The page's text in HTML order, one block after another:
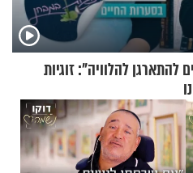
להתארגן להלוויה": זוגיות